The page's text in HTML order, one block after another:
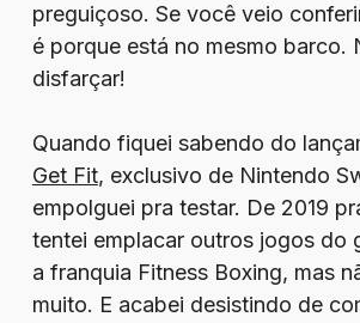
preguiçoso. Se você veio
é porque está no mesmo barco.
disfarçar!
Quando fiquei sabendo do
Get Fit, exclusivo de Nintendo
empolguei pra testar. De 2019
tentei emplacar outros jogos do
a franquia Fitness Boxing, mas
muito. E acabei desistindo de